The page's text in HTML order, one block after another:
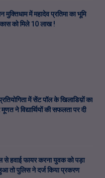
मुक्तिधाम में महादेव प्रतिमा का भूमि
को मिले 10 लाख !
में सेंट पॉल के खिलाडिय़ों का
ने विद्यार्थियों की सफलता पर दी
से हवाई फायर करना युवक को पड़ा
हुआ तो पुलिस ने दर्ज किया प्रकरण